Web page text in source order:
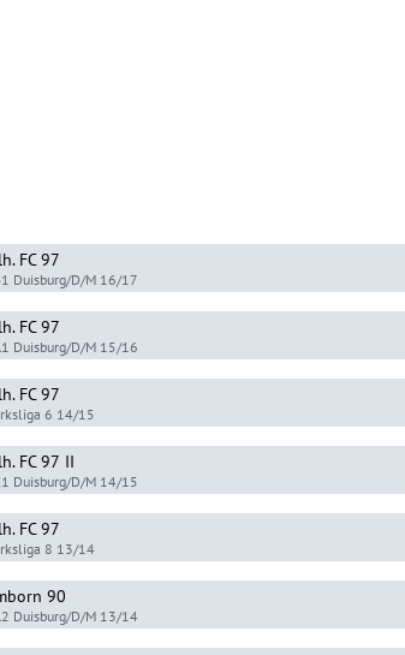
FC 97
Duisburg/D/M 16/17
FC 97
Duisburg/D/M 15/16
FC 97
6 14/15
FC 97 II
Duisburg/D/M 14/15
FC 97
8 13/14
90
Duisburg/D/M 13/14